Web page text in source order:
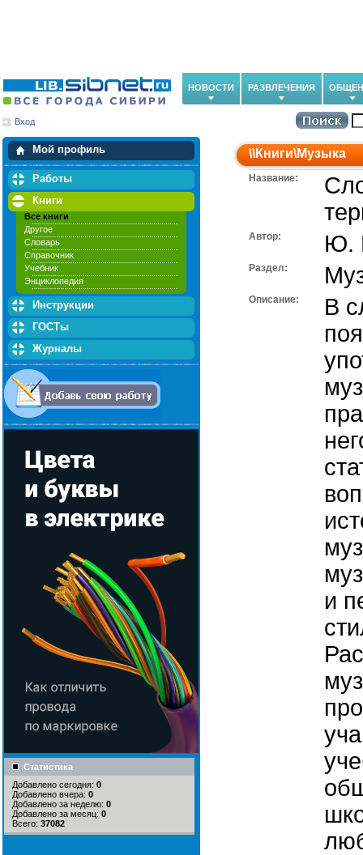
НОВОСТИ РАЗВЛЕЧЕНИЯ
Вход
Мой профиль
Мои закладки
Работы
Книги
Все книги
Другое
Словарь
Справочник
Учебник
Энциклопедия
Инструкции
ГОСТы
Журналы
Статистика
Добавлено сегодня: 0
Добавлено вчера: 0
Добавлено за неделю: 0
Добавлено за месяц: 0
Всего: 37082
\\Книги\Музыка
Название:
Автор: Ю.
Раздел:
Описание:
В
и